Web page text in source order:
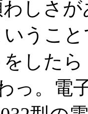
しさ
うこ
したら
っ。電